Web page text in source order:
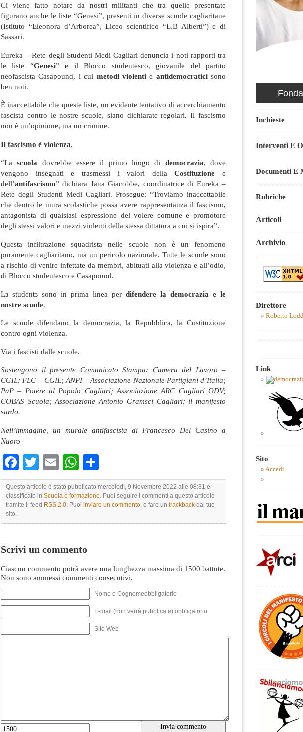
Ci viene fatto notare da nostri militanti che tra quelle presentate
figurano anche le liste “Genesi”, presenti in diverse scuole cagliaritane
(Istituto “Eleonora d’Arborea”, Liceo scientifico “L.B Alberti”) e di
Sassari.
Eureka – Rete degli Studenti Medi Cagliari denuncia i noti rapporti tra
le liste “Genesi” e il Blocco studentesco, giovanile del partito
neofascista Casapound, i cui metodi violentie antidemocraticisono
ben noti.
È inaccettabile che queste liste, un evidente tentativo di accerchiamento
fascista contro le nostre scuole, siano dichiarate regolari. Il fascismo
non è un’opinione, ma un crimine.
Il fascismo è violenza.
“Lascuola dovrebbe essere il primo luogo di democrazia, dove
vengono insegnati e trasmessi i valori dellaCostituzione e
dell’antifascismo” dichiara Jana Giacobbe, coordinatrice di Eureka –
Rete degli Studenti Medi Cagliari. Prosegue: “Troviamo inaccettabile
che dentro le mura scolastiche possa avere rappresentanza il fascismo,
antagonista di qualsiasi espressione del volere comune e promotore
degli stessi valori e mezzi violenti della stessa dittatura a cui si ispira”.
Questa infiltrazione squadrista nelle scuole non è un fenomeno
puramente cagliaritano, ma un pericolo nazionale. Tutte le scuole sono
a rischio di venire infettate da membri, abituati alla violenza e all’odio,
di Blocco studentesco e Casapound.
Lɜ studentɜ sono in prima linea per difendere la democrazia e le
nostre scuole.
Le scuole difendano la democrazia, la Repubblica, la Costituzione
contro ogni violenza.
Via i fascisti dalle scuole.
Sostengono il presente Comunicato Stampa: Camera del Lavoro –
CGIL; FLC – CGIL; ANPI – Associazione Nazionale Partigiani d’Italia;
PaP – Potere al Popolo Cagliari; Associazione ARC Cagliari ODV;
COBAS Scuola; Associazione Antonio Gramsci Cagliari; il manifesto
sardo.
Nell’immagine, un murale antifascista di Francesco Del Casino a
Nuoro
Facebook
TwitterEmailWhatsApp
Questo articolo è stato pubblicato mercoledì, 9 Novembre 2022 alle 08:31 e
classificato in Scuola e formazione. Puoi seguire i commenti a questo articolo
tramite il feed RSS 2.0. Puoi inviare un commento, o fare un trackback dal tuo
sito.
Scrivi un commento
Ciascun commento potrà avere una lunghezza massima di 1500 battute.
Non sono ammessi commenti consecutivi.
Nome e Cognomeobbligatorio
E-mail (non verrà pubblicata) obbligatorio
Sito Web
Inchieste
Interventi E
Documenti E
Rubriche
Articoli
Archivio
Direttore
Roberto
Link
Sito
Accedi